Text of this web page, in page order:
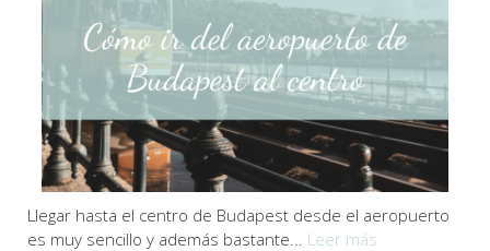
Llegar hasta el centro de Budapest desde el aeropuerto
es muy sencillo y además bastante... Leer más